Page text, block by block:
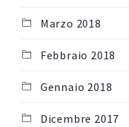
Marzo 2018
Febbraio 2018
Gennaio 2018
Dicembre 2017